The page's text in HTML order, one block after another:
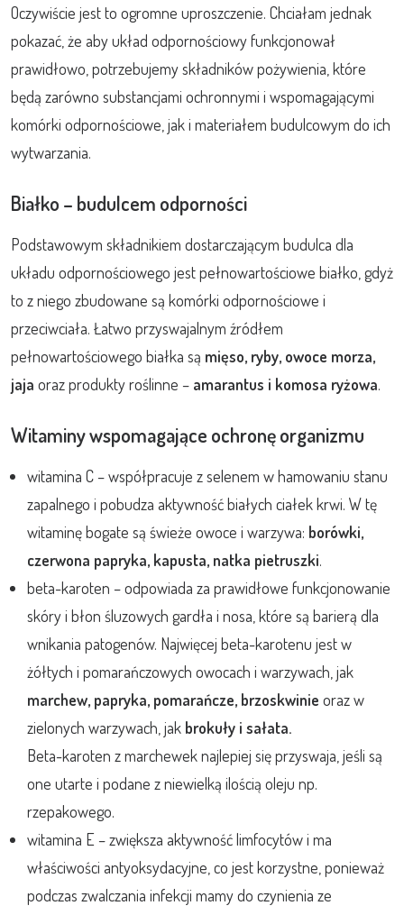
Oczywiście jest to ogromne uproszczenie. Chciałam jednak
pokazać, że aby układ odpornościowy funkcjonował
prawidłowo, potrzebujemy składników pożywienia, które
będą zarówno substancjami ochronnymi i wspomagającymi
komórki odpornościowe, jak i materiałem budulcowym do ich
wytwarzania.
Białko – budulcem odporności
Podstawowym składnikiem dostarczającym budulca dla
układu odpornościowego jest pełnowartościowe białko, gdyż
to z niego zbudowane są komórki odpornościowe i
przeciwciała. Łatwo przyswajalnym źródłem
pełnowartościowego białka są mięso, ryby, owoce morza,
jaja oraz produkty roślinne – amarantus i komosa ryżowa.
Witaminy wspomagające ochronę organizmu
witamina C – współpracuje z selenem w hamowaniu stanu
zapalnego i pobudza aktywność białych ciałek krwi. W tę
witaminę bogate są świeże owoce i warzywa: borówki,
czerwona papryka, kapusta, natka pietruszki.
beta-karoten – odpowiada za prawidłowe funkcjonowanie
skóry i błon śluzowych gardła i nosa, które są barierą dla
wnikania patogenów. Najwięcej beta-karotenu jest w
żółtych i pomarańczowych owocach i warzywach, jak
marchew, papryka, pomarańcze, brzoskwinie oraz w
zielonych warzywach, jak brokuły i sałata.
Beta-karoten z marchewek najlepiej się przyswaja, jeśli są
one utarte i podane z niewielką ilością oleju np.
rzepakowego.
witamina E – zwiększa aktywność limfocytów i ma
właściwości antyoksydacyjne, co jest korzystne, ponieważ
podczas zwalczania infekcji mamy do czynienia ze